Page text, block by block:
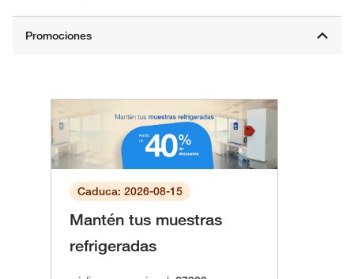
Caduca: 2026-08-15
Mantén tus muestras
refrigeradas